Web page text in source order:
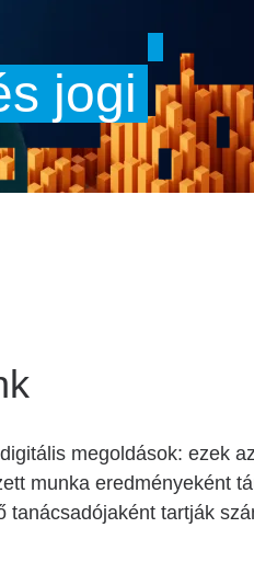
jogi
megoldások: ezek
munka eredményeként
tanácsadójaként tartják